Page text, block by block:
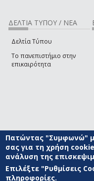
ΔΕΛΤΙΑ ΤΥΠΟΥ / ΝΕΑ
Δελτία Τύπου
Το πανεπιστήμιο στην
επικαιρότητα
© ΠΑΝΕΠΙΣΤΗΜΙΟ ΑΙΓΑΙΟΥ
ΑΝΑΠΤΥΞΗΣ
Πατώντας "Συμφωνώ"
σας για τη χρήση
ανάλυση της
Επιλέξτε "Ρυθμίσεις
πληροφορίες.